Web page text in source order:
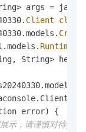
args =
Client
String>
error) {
示，请谨慎对待异常